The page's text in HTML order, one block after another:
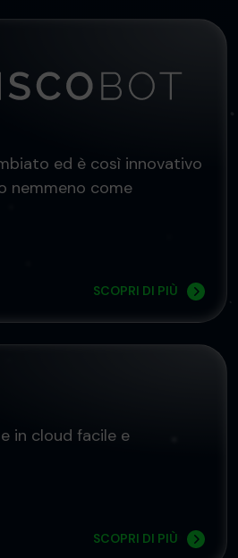
ed è così innovativo
nemmeno come
SCOPRI DI PIÙ
in cloud facile e
SCOPRI DI PIÙ